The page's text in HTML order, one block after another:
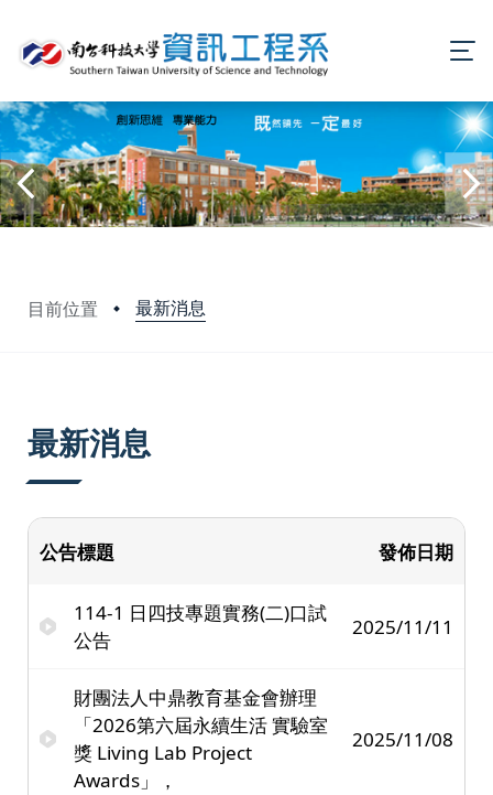
目前位置 最新消息
最新消息
公告標題 發佈日期
114-1 日四技專題實務(二)口試
公告
2025/11/11
財團法人中鼎教育基金會辦理
「2026第六屆永續生活 實驗室
獎 Living Lab Project
Awards」，
2025/11/08